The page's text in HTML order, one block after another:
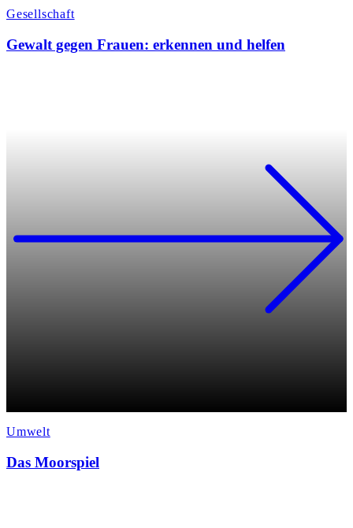
Gesellschaft
Gewalt gegen Frauen: erkennen und helfen
Umwelt
Das Moorspiel